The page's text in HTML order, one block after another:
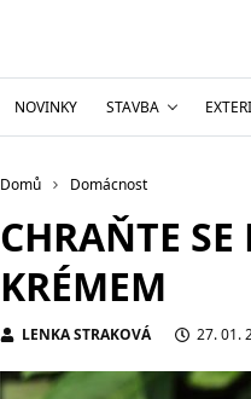
NOVINKY STAVBA
Domů Domácnost
CHRAŇTE
KRÉMEM
LENKA STRAKOVÁ 27. 01.